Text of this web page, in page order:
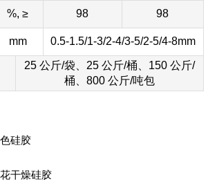
%, ≥ 98 98
mm 0.5-1.5/1-3/2-4/3-5/2-5/4-8mm
25 公斤/袋、25 公斤/桶、150 公斤/
桶、800 公斤/吨包
硅胶
干燥硅胶